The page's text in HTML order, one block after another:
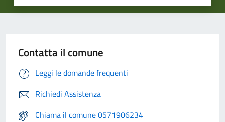
Contatta il comune
Leggi le domande frequenti
Richiedi Assistenza
Chiama il comune 0571906234